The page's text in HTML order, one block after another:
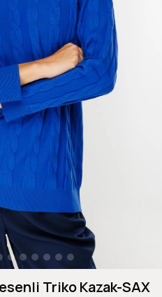
Triko Kazak-SAX